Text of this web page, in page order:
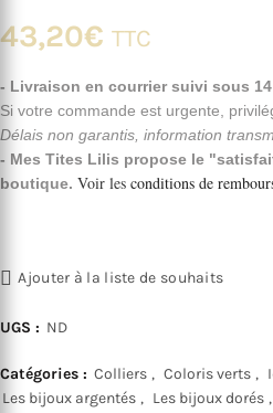
43,20€ TTC
- Livraison en courrier suivi sous
Si votre commande est urgente,
Délais non garantis, information
- Mes Tites Lilis propose le
boutique. Voir les conditions de
Ajouter à la liste de souhaits
UGS : ND
Catégories : Colliers , Coloris verts ,
Les bijoux argentés , Les bijoux dorés ,